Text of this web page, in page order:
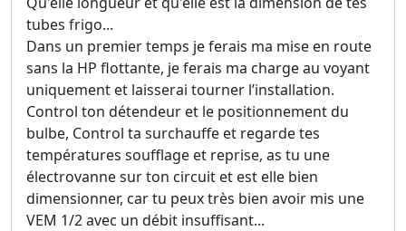
tubes frigo...
Dans un premier temps je ferais ma mise en route
sans la HP flottante, je ferais ma charge au voyant
uniquement et laisserai tourner l’installation.
Control ton détendeur et le positionnement du
bulbe, Control ta surchauffe et regarde tes
températures soufflage et reprise, as tu une
électrovanne sur ton circuit et est elle bien
dimensionner, car tu peux très bien avoir mis une
VEM 1/2 avec un débit insuffisant...